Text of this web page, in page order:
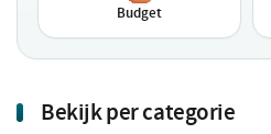
Budget
Bekijk per categorie